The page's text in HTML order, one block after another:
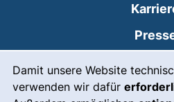
Damit unsere Website
verwenden wir dafürLeichte